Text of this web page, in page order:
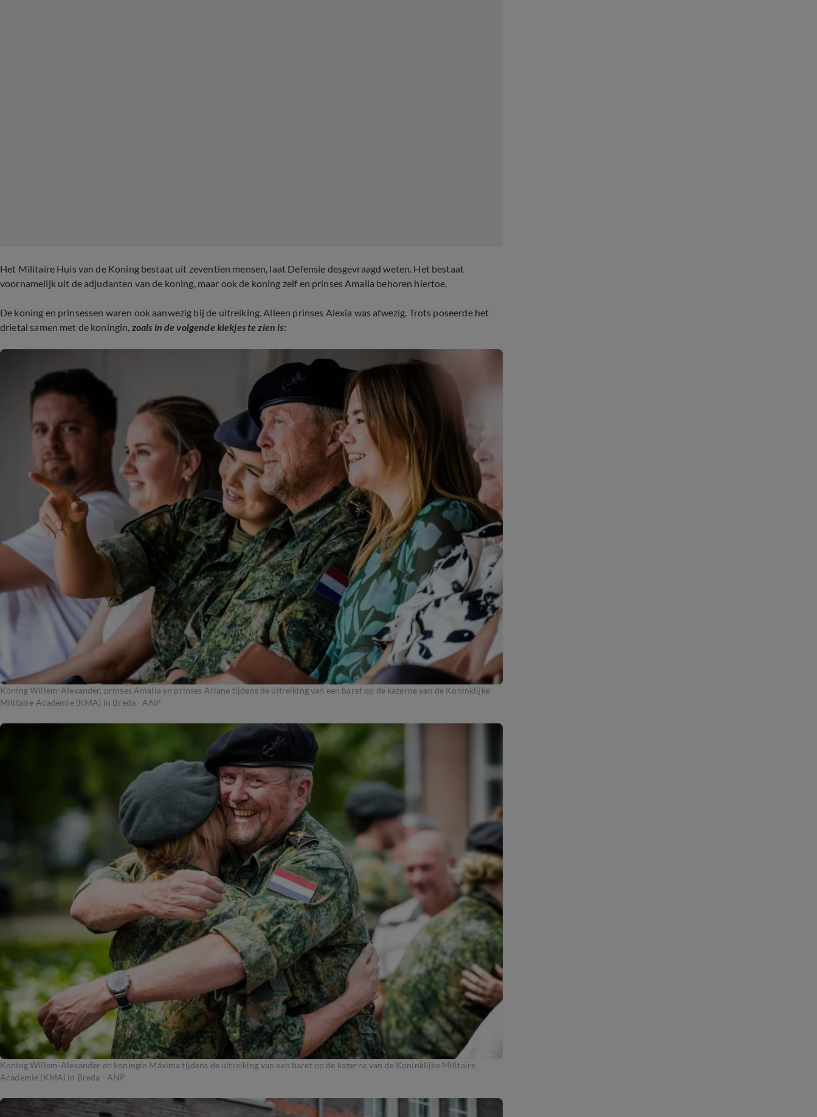
Het Militaire Huis van de Koning bestaat uit zeventien mensen, laat Defensie desgevraagd weten. Het bestaat
voornamelijk uit de adjudanten van de koning, maar ook de koning zelf en prinses Amalia behoren hiertoe.
De koning en prinsessen waren ook aanwezig bij de uitreiking. Alleen prinses Alexia was afwezig. Trots poseerde het
drietal samen met de koningin, zoals in de volgende kiekjes te zien is:
Koning Willem-Alexander, prinses Amalia en prinses Ariane tijdens de uitreiking van een baret op de kazerne van de Koninklijke
Militaire Academie (KMA) in Breda - ANP
Koning Willem-Alexander en koningin Máxima tijdens de uitreiking van een baret op de kazerne van de Koninklijke Militaire
Academie (KMA) in Breda - ANP